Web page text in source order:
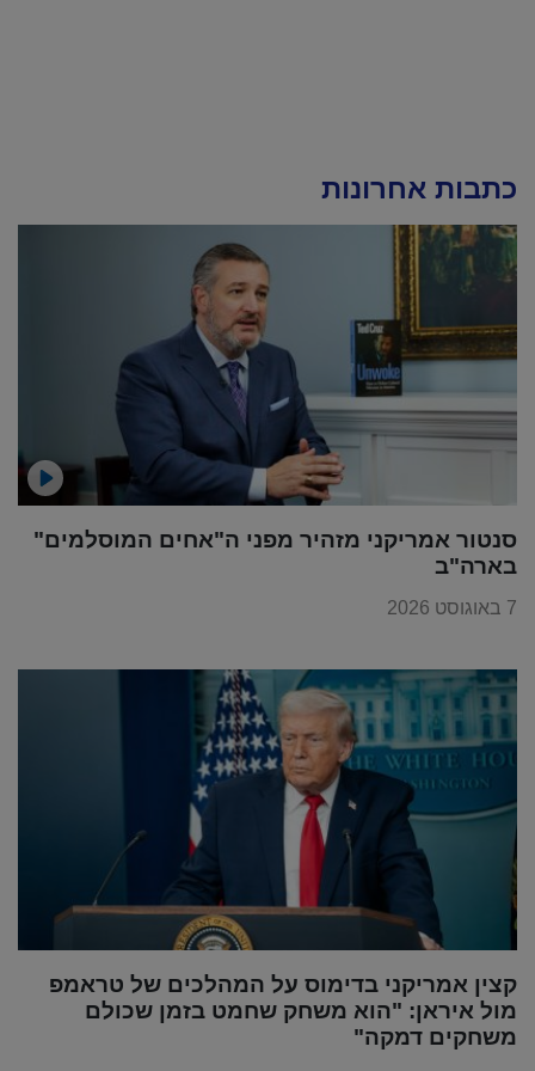
כתבות אחרונות
סנטור אמריקני מזהיר מפני ה"אחים המוסלמים"
בארה"ב
7 באוגוסט 2026
קצין אמריקני בדימוס על המהלכים של טראמפ
מול איראן: "הוא משחק שחמט בזמן שכולם
משחקים דמקה"